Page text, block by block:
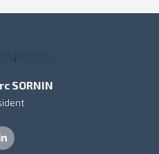
SORNIN
LinkedIn